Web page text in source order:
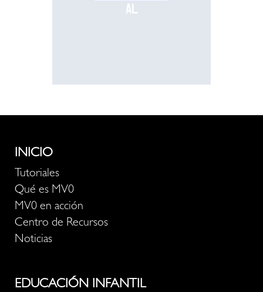
al
INICIO
Tutoriales
Qué es MV0
MV0 en acción
Centro de Recursos
Noticias
EDUCACIÓN INFANTIL